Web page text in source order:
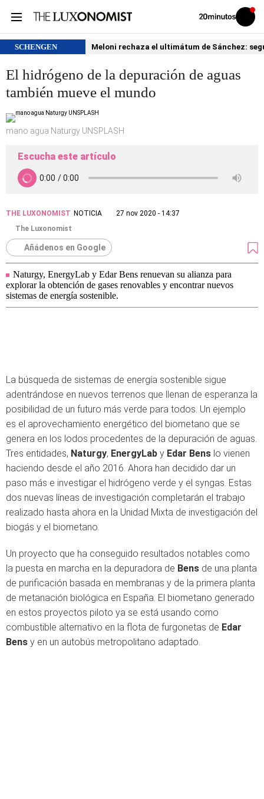
Volver
Iniciar
sesión
SCHENGEN Meloni rechaza el ultimátum de Sánchez:
El hidrógeno de la depuración de aguas
también mueve el mundo
mano agua Naturgy UNSPLASH
Escucha este artículo
THE LUXONOMIST NOTICIA
27 nov 2020 - 14:37
The Luxonomist
Añádenos en Google
Naturgy, EnergyLab y Edar Bens renuevan su alianza para
explorar la obtención de gases renovables y encontrar nuevos
sistemas de energía sostenible.
La búsqueda de sistemas de energía sostenible sigue
adentrándose en nuevos terrenos que llenan de esperanza la
posibilidad de un futuro más verde para todos. Un ejemplo
es el aprovechamiento energético del biometano que se
genera en los lodos procedentes de la depuración de aguas.
Tres entidades, Naturgy, EnergyLab y Edar Bens lo vienen
haciendo desde el año 2016. Ahora han decidido dar un
paso más e investigar el hidrógeno verde y el syngas. Estas
dos nuevas líneas de investigación completarán el trabajo
realizado hasta ahora en la Unidad Mixta de investigación del
biogás y el biometano.
Un proyecto que ha conseguido resultados notables como
la puesta en marcha en la depuradora de Bens de una planta
de purificación basada en membranas y de la primera planta
de metanación biológica en España. El biometano generado
en estos proyectos piloto ya se está usando como
combustible alternativo en la flota de furgonetas de Edar
Bens y en un autobús metropolitano adaptado.